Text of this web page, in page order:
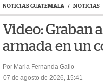
NOTICIAS GUATEMALA / NOTICIAS
Video: Graban
armada en un
Por Maria Fernanda Gallo
07 de agosto de 2026, 15:41